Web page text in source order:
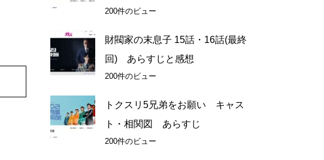
200件のビュー
財閥家の末息子 15話・16話(最終
回) あらすじと感想
200件のビュー
トクスリ5兄弟をお願い キャス
ト・相関図 あらすじ
200件のビュー